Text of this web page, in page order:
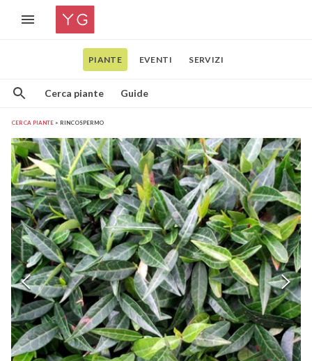
PIANTE EVENTI SERVIZI
Cerca piante Guide
CERCA PIANTE RINCOSPERMO